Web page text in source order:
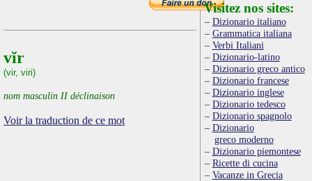
vĭr
(vir, viri)
nom masculin II déclinaison
Voir la traduction de ce mot
Visitez nos sites:
Dizionario italiano
Grammatica italiana
Verbi Italiani
Dizionario-latino
Dizionario greco antico
Dizionario francese
Dizionario inglese
Dizionario tedesco
Dizionario spagnolo
Dizionario
greco moderno
Dizionario piemontese
Ricette di cucina
Vacanze in Grecia